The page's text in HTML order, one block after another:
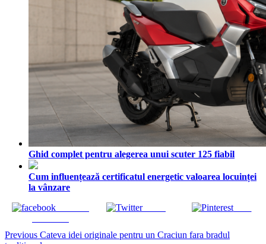
Ghid complet pentru alegerea unui scuter 125 fiabil
Cum influențează certificatul energetic valoarea locuinței
la vânzare
Tweet Save
Continue
Previous Cateva idei originale pentru un Craciun fara bradul